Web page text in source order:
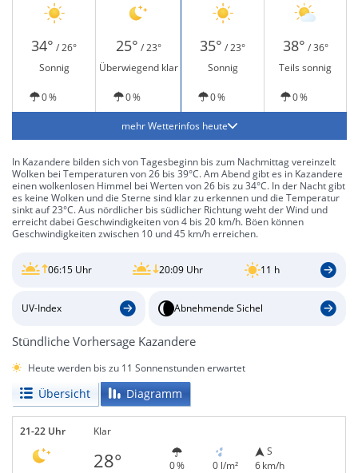
34° / 26° 25° / 23° 35° / 23° 38° / 36°
Sonnig
Überwiegend klar Sonnig Teils sonnig
0 % 0 % 0 % 0 %
mehr Wetterinfos heute
In Kazandere bilden sich von Tagesbeginn bis zum Nachmittag vereinzelt
Wolken bei Temperaturen von 26 bis 39°C. Am Abend gibt es in Kazandere
einen wolkenlosen Himmel bei Werten von 26 bis zu 34°C. In der Nacht gibt
es keine Wolken und die Sterne sind klar zu erkennen und die Temperatur
sinkt auf 23°C. Aus nördlicher bis südlicher Richtung weht der Wind und
erreicht dabei Geschwindigkeiten von 4 bis 20 km/h. Böen können
Geschwindigkeiten zwischen 10 und 45 km/h erreichen.
06:15 Uhr 20:09 Uhr 11 h
UV-Index Abnehmende Sichel
Stündliche Vorhersage Kazandere
Heute werden bis zu 11 Sonnenstunden erwartet
Übersicht Diagramm
21-22 Uhr Klar
28° 0 % 0 l/m²
S
6 km/h